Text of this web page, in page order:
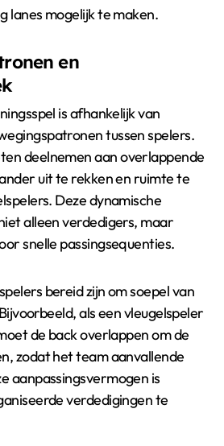
lanes mogelijk te maken.
en
is afhankelijk van
tussen spelers.
deelnemen aan overlappende
uit te rekken en ruimte te
Deze dynamische
alleen verdedigers, maar
snelle passingsequenties.
bereid zijn om soepel van
als een vleugelspeler
de back overlappen om de
zodat het team aanvallende
aanpassingsvermogen is
verdedigingen te